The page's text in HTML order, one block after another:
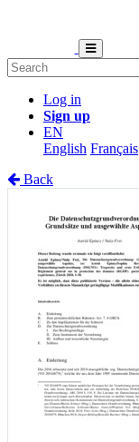
Log in
Sign up
EN
English Français
Back